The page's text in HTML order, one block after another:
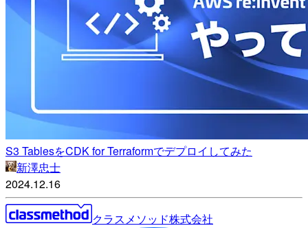
S3 TablesをCDK for Terraformでデプロイしてみた
新澤忠士
2024.12.16
クラスメソッド株式会社